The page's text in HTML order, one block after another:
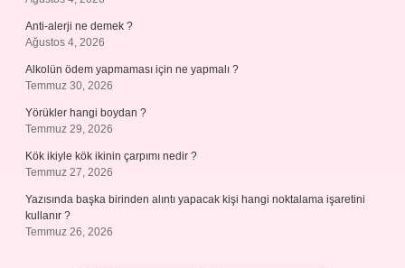
Anti-alerji ne demek ?
Ağustos 4, 2026
Alkolün ödem yapmaması için ne yapmalı ?
Temmuz 30, 2026
Yörükler hangi boydan ?
Temmuz 29, 2026
Kök ikiyle kök ikinin çarpımı nedir ?
Temmuz 27, 2026
Yazısında başka birinden alıntı yapacak kişi hangi noktalama işaretini
kullanır ?
Temmuz 26, 2026